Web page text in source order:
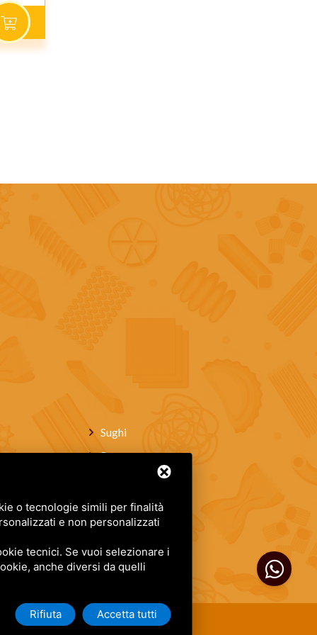
Sughi
Pane
Dolci artigianali
Chi siamo
Contatti
o tecnologie simili per finalità
e non personalizzati
tecnici. Se vuoi selezionare i
anche diversi da quelli
Rifiuta Accetta tutti